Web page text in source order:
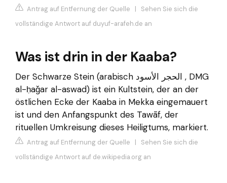
Antrag auf Entfernung der Quelle | Sehen Sie sich die
vollständige Antwort auf duyuf-arafeh.de an
Was ist drin in der Kaaba?
Der Schwarze Stein (arabisch الحجر الأسود , DMG
al-ḥaǧar al-aswad) ist ein Kultstein, der an der
östlichen Ecke der Kaaba in Mekka eingemauert
ist und den Anfangspunkt des Tawāf, der
rituellen Umkreisung dieses Heiligtums, markiert.
Antrag auf Entfernung der Quelle | Sehen Sie sich die
vollständige Antwort auf de.wikipedia.org an